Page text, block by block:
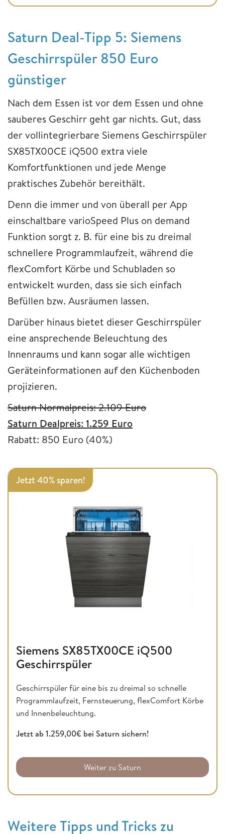
Saturn Deal-Tipp 5: Siemens
Geschirrspüler 850 Euro
günstiger
Nach dem Essen ist vor dem Essen und ohne
sauberes Geschirr geht gar nichts. Gut, dass
der vollintegrierbare Siemens Geschirrspüler
SX85TX00CE iQ500 extra viele
Komfortfunktionen und jede Menge
praktisches Zubehör bereithält.
Denn die immer und von überall per App
einschaltbare varioSpeed Plus on demand
Funktion sorgt z. B. für eine bis zu dreimal
schnellere Programmlaufzeit, während die
flexComfort Körbe und Schubladen so
entwickelt wurden, dass sie sich einfach
Befüllen bzw. Ausräumen lassen.
Darüber hinaus bietet dieser Geschirrspüler
eine ansprechende Beleuchtung des
Innenraums und kann sogar alle wichtigen
Geräteinformationen auf den Küchenboden
projizieren.
Saturn Normalpreis: 2.109 Euro
Saturn Dealpreis: 1.259 Euro
Rabatt: 850 Euro (40%)
Jetzt 40% sparen!
Siemens SX85TX00CE iQ500
Geschirrspüler
Geschirrspüler für eine bis zu dreimal so schnelle
Programmlaufzeit, Fernsteuerung, flexComfort Körbe
und Innenbeleuchtung.
Jetzt ab 1.259,00€ bei Saturn sichern!
Weiter zu Saturn
Weitere Tipps und Tricks zu